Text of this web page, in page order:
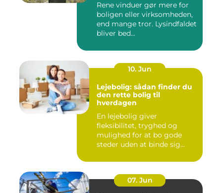
Rene vinduer gør mere for
boligen eller virksomheden,
end mange tror. Lysindfaldet
bliver bed...
10. Jun
Lejebolig: sådan finder du
den rette bolig til
hverdagen
En lejebolig giver
fleksibilitet, tryghed og
mulighed for at bo gode
steder uden at binde sig
07. Jun